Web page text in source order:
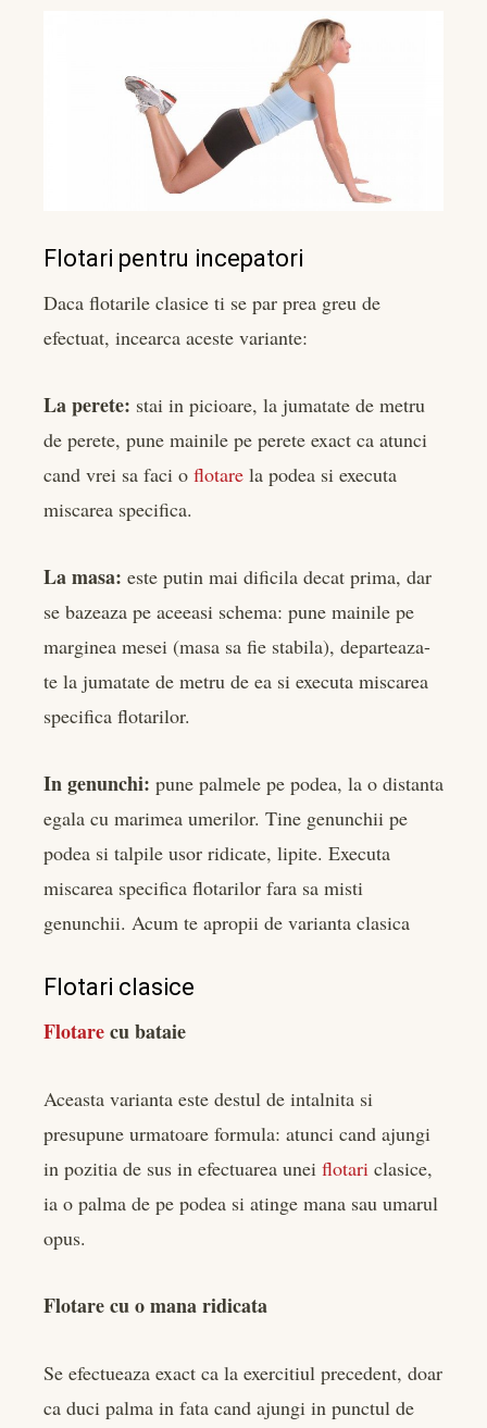
Flotari pentru incepatori
Daca flotarile clasice ti se par prea greu de
efectuat, incearca aceste variante:
La perete: stai in picioare, la jumatate de metru
de perete, pune mainile pe perete exact ca atunci
cand vrei sa faci o flotare la podea si executa
miscarea specifica.
La masa: este putin mai dificila decat prima, dar
se bazeaza pe aceeasi schema: pune mainile pe
marginea mesei (masa sa fie stabila), departeaza-
te la jumatate de metru de ea si executa miscarea
specifica flotarilor.
In genunchi: pune palmele pe podea, la o distanta
egala cu marimea umerilor. Tine genunchii pe
podea si talpile usor ridicate, lipite. Executa
miscarea specifica flotarilor fara sa misti
genunchii. Acum te apropii de varianta clasica
Flotari clasice
Flotarecu bataie
Aceasta varianta este destul de intalnita si
presupune urmatoare formula: atunci cand ajungi
in pozitia de sus in efectuarea unei flotari clasice,
ia o palma de pe podea si atinge mana sau umarul
opus.
Flotare cu o mana ridicata
Se efectueaza exact ca la exercitiul precedent, doar
ca duci palma in fata cand ajungi in punctul de